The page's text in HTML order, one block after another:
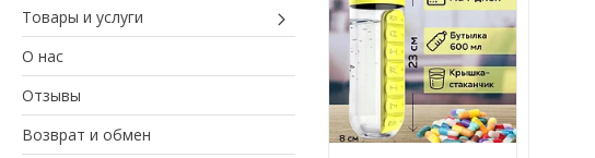
Товары и услуги
О нас
Отзывы
Возврат и обмен